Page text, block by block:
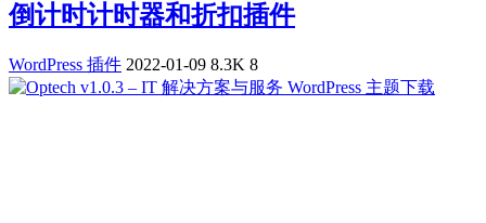
倒计时计时器和折扣插件
WordPress 插件 2022-01-09 8.3K 8